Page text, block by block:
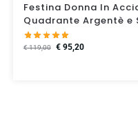
Festina Donna In
Quadrante Argentè e
€119,00 €95,20